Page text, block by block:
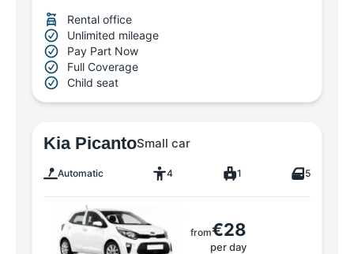
Rental office
Unlimited mileage
Pay Part Now
Full Coverage
Child seat
Kia PicantoSmall car
Automatic 4 1 5
from€28
per day